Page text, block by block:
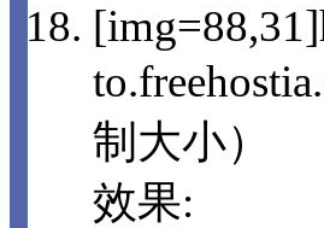
制大小）
效果: